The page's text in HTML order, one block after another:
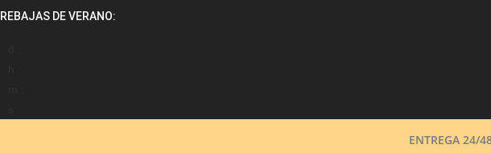
IrREBAJAS DE VERANO:
ENTREGA 24/